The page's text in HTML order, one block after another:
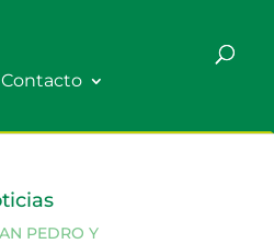
Contacto
PEDRO Y